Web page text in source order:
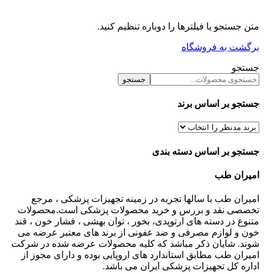
متن جستجو یا فیلترها را دوباره تنظیم کنید.
برگشت به فروشگاه
جستجو
جستجو
جستجو بر اساس برند
جستجو بر اساس دسته بندی
امیران طب
امیران طب با سالها تجربه در زمینه تجهیزات پزشکی ، مرجع
تخصصی نقد و بررس و خرید محصولات پزشکی است.محصولات
متنوع در دسته های ارتوپدی، بخور ، توان بهشی ، فشار خون ، قند
خون و لوازم مصرفی و ضد عفونی از برند های معتبر عرضه می
شوند. شایان ذکر مباشد که کلیه محصولات عرضه شده در شرکت
امیران طب مطابق استاندارد های اروپایی بوده و دارای مجوز از
اداره کل تجهیزات پزشکی ایران می باشد.